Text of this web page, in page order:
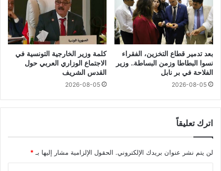
بعد تدمير قطاع التخزين، الفقراء
نسوا البطاطا وزمن البساطة.. وزير
الفلاحة في بر نابل
2026-08-05
كلمة وزير الخارجية التونسية في
الاجتماع الوزاري العربي حول
القدس الشريف
2026-08-05
اترك تعليقاً
لن يتم نشر عنوان بريدك الإلكتروني. الحقول الإلزامية مشار إليها بـ *